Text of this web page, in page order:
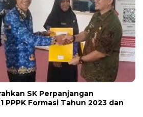
SK Perpanjangan
PPPK Formasi Tahun 2023 dan